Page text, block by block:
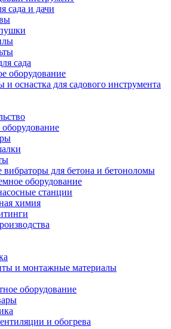
сада и дачи
сада
оборудование
и оснастка для садового инструмента
для бетона и бетоноломы
оборудование
станции
химия
и монтажные материалы
оборудование
и обогрева